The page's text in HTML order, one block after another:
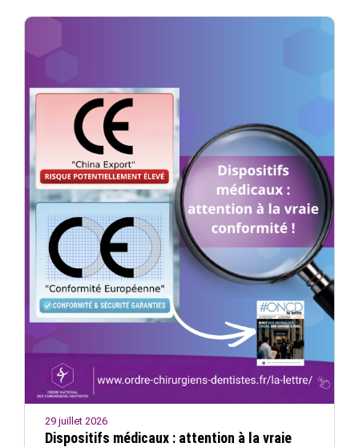
29 juillet 2026
Dispositifs médicaux : attention à la vraie